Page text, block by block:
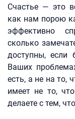
Счастье — это
как нам порою
эффективно
сколько
доступны,
Ваших
есть, а не на то,
имеет не то,
делаете с тем,